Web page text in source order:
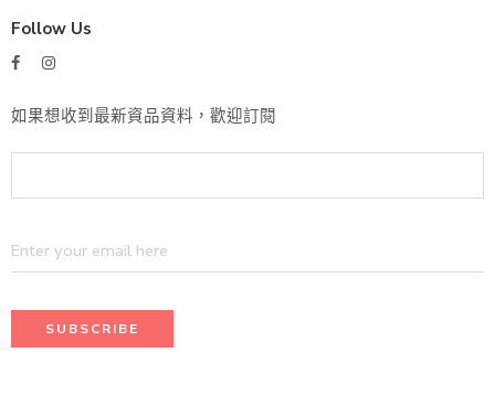
Follow Us
如果想收到最新資品資料，歡迎訂閱